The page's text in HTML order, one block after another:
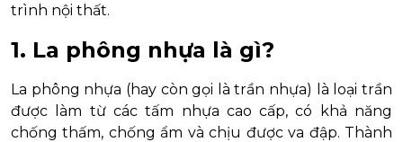
trình nội thất.
1. La phông nhựa là gì?
La phông nhựa (hay còn gọi là trần nhựa) là loại trần
được làm từ các tấm nhựa cao cấp, có khả năng
chống thấm, chống ẩm và chịu được va đập. Thành